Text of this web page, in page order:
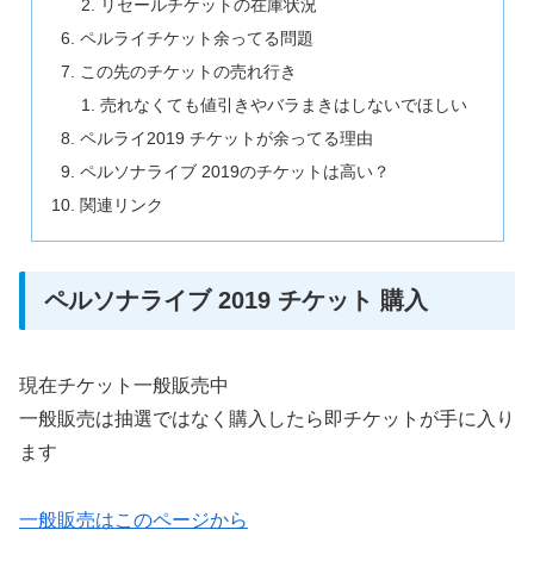
リセールチケットの在庫状況
ペルライチケット余ってる問題
この先のチケットの売れ行き
売れなくても値引きやバラまきはしないでほしい
ペルライ2019 チケットが余ってる理由
ペルソナライブ 2019のチケットは高い？
関連リンク
ペルソナライブ 2019 チケット 購入
現在チケット一般販売中
一般販売は抽選ではなく購入したら即チケットが手に入り
ます
一般販売はこのページから